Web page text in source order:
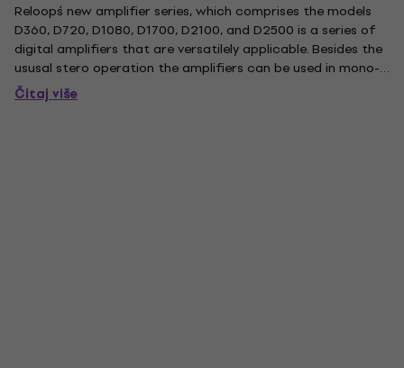
Reloop´s new amplifier series, which comprises the models
D360, D720, D1080, D1700, D2100, and D2500 is a series of
digital amplifiers that are versatilely applicable. Besides the
ususal stero operation the amplifiers can be used in mono-
bridged mode. The built-in soft-start limiter prevents
overloading when turning on the device and the 1 RU...
Čitaj više